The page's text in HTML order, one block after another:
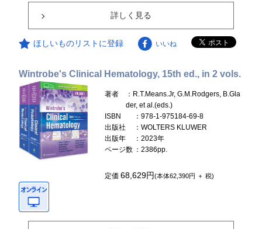
詳しく見る
ほしいものリストに登録 いいね
Wintrobe's Clinical Hematology, 15th ed., in 2 vols.
著者
：R.T.Means.Jr, G.M.Rodgers, B.Gla
der, et al.(eds.)
ISBN
：978-1-975184-69-8
出版社
：WOLTERS KLUWER
出版年
：2023年
ページ数 ：2386pp.
定価68,629円(本体62,390円 ＋ 税)